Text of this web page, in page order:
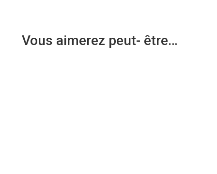
Vous aimerez peut- être…